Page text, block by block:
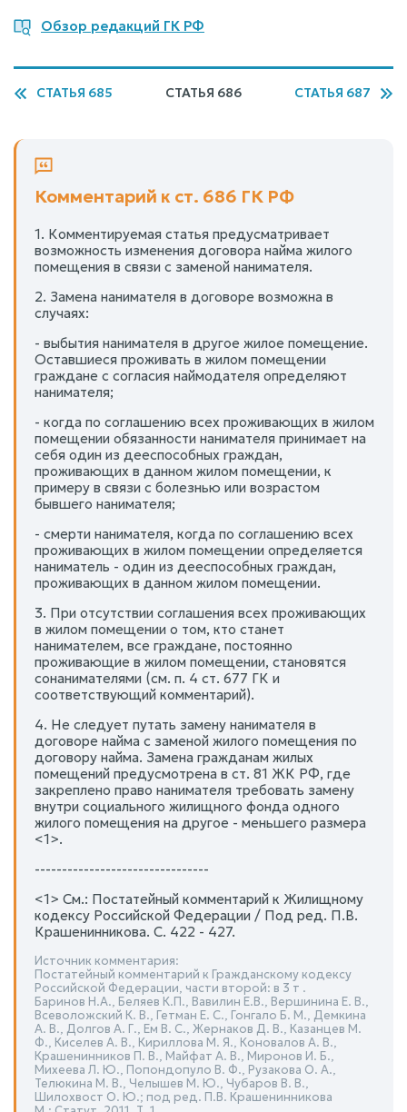
Обзор редакций ГК РФ
СТАТЬЯ 685 СТАТЬЯ 686 СТАТЬЯ 687
Комментарий к ст. 686 ГК РФ
1. Комментируемая статья предусматривает
возможность изменения договора найма жилого
помещения в связи с заменой нанимателя.
2. Замена нанимателя в договоре возможна в
случаях:
- выбытия нанимателя в другое жилое помещение.
Оставшиеся проживать в жилом помещении
граждане с согласия наймодателя определяют
нанимателя;
- когда по соглашению всех проживающих в жилом
помещении обязанности нанимателя принимает на
себя один из дееспособных граждан,
проживающих в данном жилом помещении, к
примеру в связи с болезнью или возрастом
бывшего нанимателя;
- смерти нанимателя, когда по соглашению всех
проживающих в жилом помещении определяется
наниматель - один из дееспособных граждан,
проживающих в данном жилом помещении.
3. При отсутствии соглашения всех проживающих
в жилом помещении о том, кто станет
нанимателем, все граждане, постоянно
проживающие в жилом помещении, становятся
сонанимателями (см. п. 4 ст. 677 ГК и
соответствующий комментарий).
4. Не следует путать замену нанимателя в
договоре найма с заменой жилого помещения по
договору найма. Замена гражданам жилых
помещений предусмотрена в ст. 81 ЖК РФ, где
закреплено право нанимателя требовать замену
внутри социального жилищного фонда одного
жилого помещения на другое - меньшего размера
<1>.
--------------------------------
<1> См.: Постатейный комментарий к Жилищному
кодексу Российской Федерации / Под ред. П.В.
Крашенинникова. С. 422 - 427.
Источник комментария:
Постатейный комментарий к Гражданскому кодексу
Российской Федерации, части второй: в 3 т .
Баринов Н.А., Беляев К.П., Вавилин Е.В., Вершинина Е. В.,
Всеволожский К. В., Гетман Е. С., Гонгало Б. М., Демкина
А. В., Долгов А. Г., Ем В. С., Жернаков Д. В., Казанцев М.
Ф., Киселев А. В., Кириллова М. Я., Коновалов А. В.,
Крашенинников П. В., Майфат А. В., Миронов И. Б.,
Михеева Л. Ю., Попондопуло В. Ф., Рузакова О. А.,
Телюкина М. В., Челышев М. Ю., Чубаров В. В.,
Шилохвост О. Ю.; под ред. П.В. Крашенинникова